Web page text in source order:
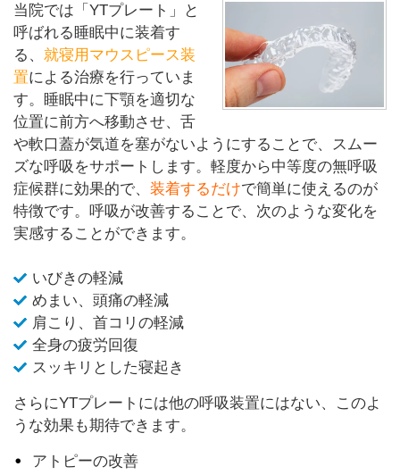
当院では「YTプレート」と
呼ばれる睡眠中に装着す
る、 就寝用マウスピース装
置による治療を行っていま
す。睡眠中に下顎を適切な
位置に前方へ移動させ、舌
や軟口蓋が気道を塞がないようにすることで、スムー
ズな呼吸をサポートします。軽度から中等度の無呼吸
症候群に効果的で、 装着するだけで簡単に使えるのが
特徴です。呼吸が改善することで、次のような変化を
実感することができます。
いびきの軽減
めまい、頭痛の軽減
肩こり、首コリの軽減
全身の疲労回復
スッキリとした寝起き
さらにYTプレートには他の呼吸装置にはない、このよ
うな効果も期待できます。
アトピーの改善